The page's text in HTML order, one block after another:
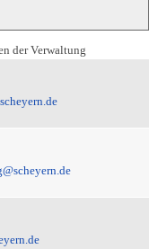
der Verwaltung